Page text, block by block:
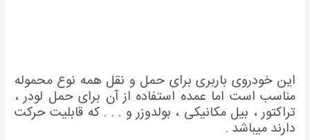
این خودروی باربری برای حمل و نقل همه نوع محموله
مناسب است اما عمده استفاده از آن برای حمل لودر ،
تراکتور ، بیل مکانیکی ، بولدوزر و . . . که قابلیت حرکت
دارند میباشد .